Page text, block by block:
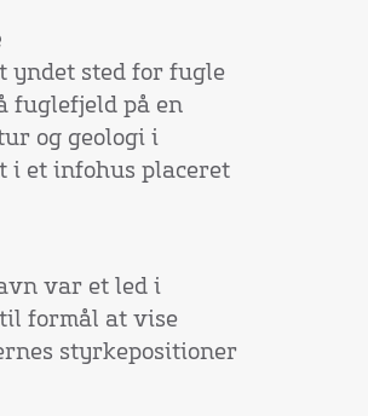
yndet sted for fugle
fuglefjeld på en
og geologi i
i et infohus placeret
var et led i
formål at vise
styrkepositioner